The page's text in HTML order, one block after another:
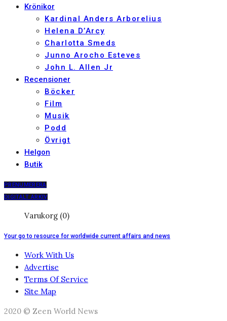
Krönikor
Kardinal Anders Arborelius
Helena D’Arcy
Charlotta Smeds
Junno Arocho Esteves
John L. Allen Jr
Recensioner
Böcker
Film
Musik
Podd
Övrigt
Helgon
Butik
PRENUMERERA
DIGITALT ARKIV
Varukorg (0)
Your go to resource for worldwide current affairs and news
Work With Us
Advertise
Terms Of Service
Site Map
2020 © Zeen World News